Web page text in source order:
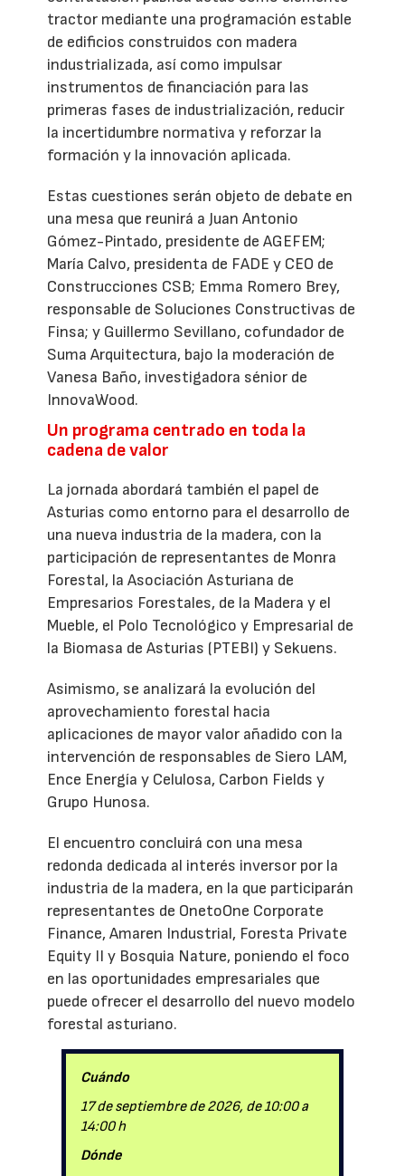
tractor mediante una programación estable
de edificios construidos con madera
industrializada, así como impulsar
instrumentos de financiación para las
primeras fases de industrialización, reducir
la incertidumbre normativa y reforzar la
formación y la innovación aplicada.
Estas cuestiones serán objeto de debate en
una mesa que reunirá a Juan Antonio
Gómez-Pintado, presidente de AGEFEM;
María Calvo, presidenta de FADE y CEO de
Construcciones CSB; Emma Romero Brey,
responsable de Soluciones Constructivas de
Finsa; y Guillermo Sevillano, cofundador de
Suma Arquitectura, bajo la moderación de
Vanesa Baño, investigadora sénior de
InnovaWood.
Un programa centrado en toda la
cadena de valor
La jornada abordará también el papel de
Asturias como entorno para el desarrollo de
una nueva industria de la madera, con la
participación de representantes de Monra
Forestal, la Asociación Asturiana de
Empresarios Forestales, de la Madera y el
Mueble, el Polo Tecnológico y Empresarial de
la Biomasa de Asturias (PTEBI) y Sekuens.
Asimismo, se analizará la evolución del
aprovechamiento forestal hacia
aplicaciones de mayor valor añadido con la
intervención de responsables de Siero LAM,
Ence Energía y Celulosa, Carbon Fields y
Grupo Hunosa.
El encuentro concluirá con una mesa
redonda dedicada al interés inversor por la
industria de la madera, en la que participarán
representantes de OnetoOne Corporate
Finance, Amaren Industrial, Foresta Private
Equity II y Bosquia Nature, poniendo el foco
en las oportunidades empresariales que
puede ofrecer el desarrollo del nuevo modelo
forestal asturiano.
Cuándo
17 de septiembre de 2026, de 10:00 a
14:00 h
Dónde